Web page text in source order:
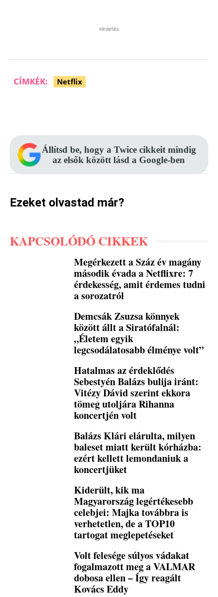
Hirdetés
CÍMKÉK: Netflix
Állítsd be, hogy a Twice cikkeit mindig
az elsők között lásd a Google-ben
Ezeket olvastad már?
KAPCSOLÓDÓ CIKKEK
Megérkezett a Száz év magány
második évada a Netflixre: 7
érdekesség, amit érdemes tudni
a sorozatról
Demcsák Zsuzsa könnyek
között állt a Siratófalnál:
„Életem egyik
legcsodálatosabb élménye volt”
Hatalmas az érdeklődés
Sebestyén Balázs bulija iránt:
Vitézy Dávid szerint ekkora
tömeg utoljára Rihanna
koncertjén volt
Balázs Klári elárulta, milyen
baleset miatt került kórházba:
ezért kellett lemondaniuk a
koncertjüket
Kiderült, kik ma
Magyarország legértékesebb
celebjei: Majka továbbra is
verhetetlen, de a TOP10
tartogat meglepetéseket
Volt felesége súlyos vádakat
fogalmazott meg a VALMAR
dobosa ellen – Így reagált
Kovács Eddy